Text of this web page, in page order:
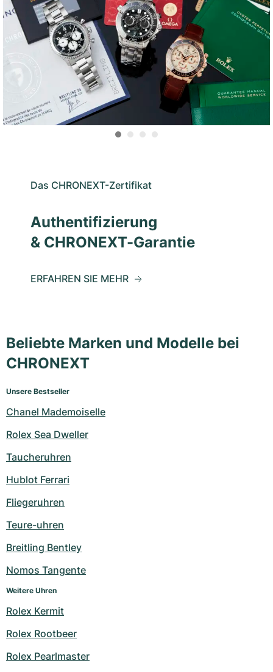
Das CHRONEXT-Zertifikat
Authentifizierung
& CHRONEXT-Garantie
ERFAHREN SIE MEHR
Beliebte Marken und Modelle bei
CHRONEXT
Unsere Bestseller
Chanel Mademoiselle
Rolex Sea Dweller
Taucheruhren
Hublot Ferrari
Fliegeruhren
Teure-uhren
Breitling Bentley
Nomos Tangente
Weitere Uhren
Rolex Kermit
Rolex Rootbeer
Rolex Pearlmaster